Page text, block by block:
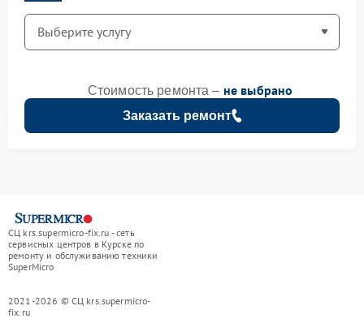
Заказать ремонт
Стоимость ремонта – не выбрано
СЦ krs.supermicro-fix.ru - сеть
сервисных центров в Курске по
ремонту и обслуживанию техники
SuperMicro
2021-2026 © СЦ krs.supermicro-
fix.ru